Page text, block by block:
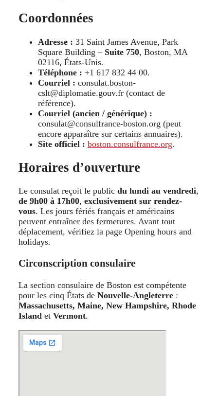
Coordonnées
Adresse : 31 Saint James Avenue, Park
Square Building – Suite 750, Boston, MA
02116, États-Unis.
Téléphone : +1 617 832 44 00.
Courriel : consulat.boston-
cslt@diplomatie.gouv.fr (contact de
référence).
Courriel (ancien / générique) :
consulat@consulfrance-boston.org (peut
encore apparaître sur certains annuaires).
Site officiel : boston.consulfrance.org.
Horaires d’ouverture
Le consulat reçoit le public du lundi au vendredi,
de 9h00 à 17h00, exclusivement sur rendez-
vous. Les jours fériés français et américains
peuvent entraîner des fermetures. Avant tout
déplacement, vérifiez la page Opening hours and
holidays.
Circonscription consulaire
La section consulaire de Boston est compétente
pour les cinq États de Nouvelle-Angleterre :
Massachusetts, Maine, New Hampshire, Rhode
Island et Vermont.